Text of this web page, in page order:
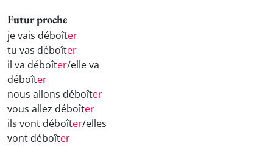
Futur proche
je vais déboîter
tu vas déboîter
il va déboîter/elle va
déboîter
nous allons déboîter
vous allez déboîter
ils vont déboîter/elles
vont déboîter